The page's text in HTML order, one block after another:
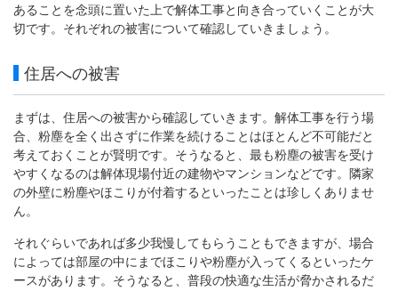
あることを念頭に置いた上で解体工事と向き合っていくことが大
切です。それぞれの被害について確認していきましょう。
住居への被害
まずは、住居への被害から確認していきます。解体工事を行う場
合、粉塵を全く出さずに作業を続けることはほとんど不可能だと
考えておくことが賢明です。そうなると、最も粉塵の被害を受け
やすくなるのは解体現場付近の建物やマンションなどです。隣家
の外壁に粉塵やほこりが付着するといったことは珍しくありませ
ん。
それぐらいであれば多少我慢してもらうこともできますが、場合
によっては部屋の中にまでほこりや粉塵が入ってくるといったケ
ースがあります。そうなると、普段の快適な生活が脅かされるだ